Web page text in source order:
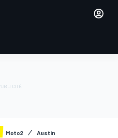
Moto2 Austin